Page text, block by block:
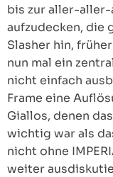
bis zur aller-
aufzudecken, die
Slasher hin,
nun mal ein
nicht einfach
Frame eine
Giallos, denen
wichtig war als
nicht ohne
weiter